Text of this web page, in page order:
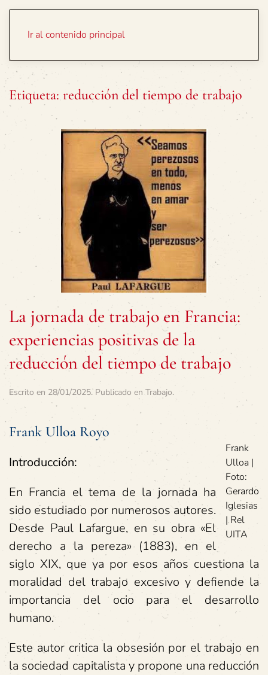
Ir al contenido principal
Etiqueta: reducción del tiempo de trabajo
La jornada de trabajo en Francia:
experiencias positivas de la
reducción del tiempo de trabajo
Escrito en 28/01/2025. Publicado en Trabajo.
Frank
Ulloa |
Foto:
Gerardo
Iglesias
| Rel
UITA
Frank Ulloa Royo
Introducción:
En Francia el tema de la jornada ha
sido estudiado por numerosos autores.
Desde Paul Lafargue, en su obra «El
derecho a la pereza» (1883), en el
siglo XIX, que ya por esos años cuestiona la
moralidad del trabajo excesivo y defiende la
importancia del ocio para el desarrollo
humano.
Este autor critica la obsesión por el trabajo en
la sociedad capitalista y propone una reducción